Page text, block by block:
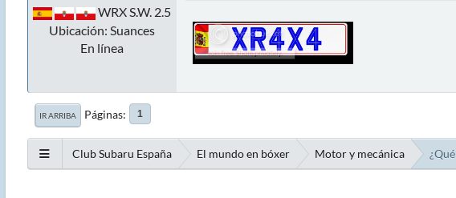
WRX S.W. 2.5
Ubicación: Suances
En línea
IR ARRIBA Páginas 1
Club Subaru España El mundo en bóxer Motor y mecánica